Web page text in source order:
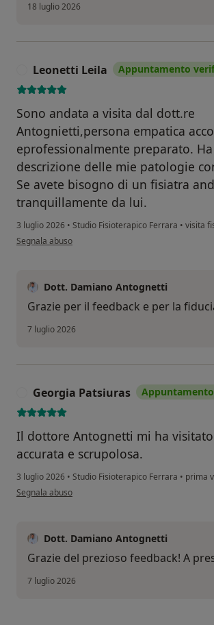
18 luglio 2026
Leonetti Leila Appuntamento
Sono andata a visita dal dott.re
Antognietti,persona empatica
eprofessionalmente preparato.
descrizione delle mie patologie
Se avete bisogno di un fisiatra
tranquillamente da lui.
3 luglio 2026 • Studio Fisioterapico Ferrara • visita
secondo l'opinione dell'utente Leonetti Leila
Segnala abuso
Dott. Damiano Antognetti
Grazie per il feedback e per la
7 luglio 2026
Georgia Patsiuras
Il dottore Antognetti mi ha
accurata e scrupolosa.
3 luglio 2026 • Studio Fisioterapico Ferrara • prima
secondo l'opinione dell'utente Georgia Patsiuras
Segnala abuso
Dott. Damiano Antognetti
Grazie del prezioso feedback! A
7 luglio 2026